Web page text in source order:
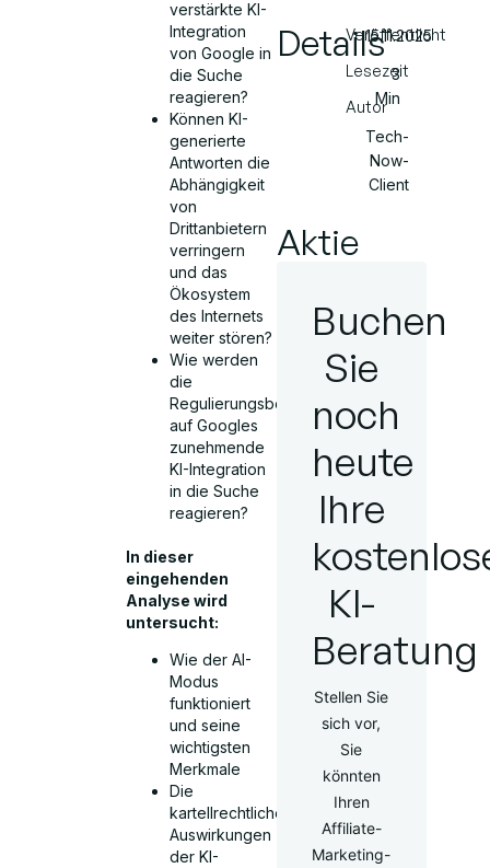
verstärkte KI-
Integration
von Google in
die Suche
reagieren?
Können KI-
generierte
Antworten die
Abhängigkeit
von
Drittanbietern
verringern
und das
Ökosystem
des Internets
weiter stören?
Wie werden
die
Regulierungsbehörden
auf Googles
zunehmende
KI-Integration
in die Suche
reagieren?
In dieser
eingehenden
Analyse wird
untersucht:
Wie der AI-
Modus
funktioniert
und seine
wichtigsten
Merkmale
Die
kartellrechtlichen
Auswirkungen
der KI-
DetailsVeröffentlicht
Lesezeit
Autor
15.11.2025
3
Min
Tech-
Now-
Client
Aktie
Buchen
Sie
noch
heute
Ihre
KI-
Beratung
Stellen Sie
sich vor,
Sie
könnten
Ihren
Affiliate-
Marketing-